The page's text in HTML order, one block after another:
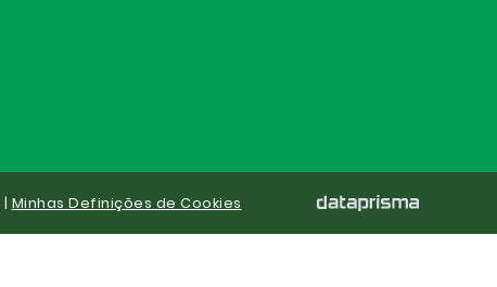
| Minhas Definições de Cookies